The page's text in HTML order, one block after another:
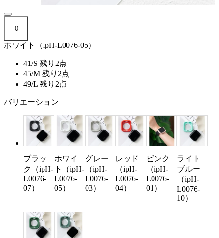
0
ホワイト（ipH-L0076-05）
41/S 残り2点
45/M 残り2点
49/L 残り2点
バリエーション
ブラッ
ク（ipH-
L0076-
07）
ホワイ
ト（ipH-
L0076-
05）
グレー
（ipH-
L0076-
03）
レッド
（ipH-
L0076-
04）
ピンク
（ipH-
L0076-
01）
ライト
ブルー
（ipH-
L0076-
10）